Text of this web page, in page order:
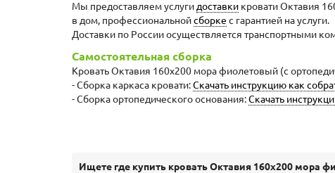
Мы предоставляем услуги доставки кровати Октавия
в дом, профессиональнойсборке с гарантией на услуги.
Доставки по России осуществляется транспортными
Самостоятельная сборка
Кровать Октавия 160х200 мора фиолетовый (с
- Сборка каркаса кровати:Скачать инструкцию как
- Сборка ортопедического основания:Скачать
Ищете где купить кровать Октавия 160х200 мора